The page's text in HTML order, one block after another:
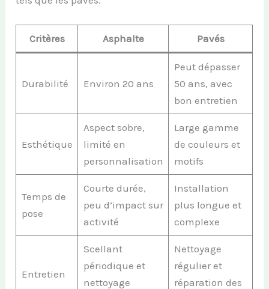
Critères Asphalte Pavés
Durabilité Environ 20 ans
Peut dépasser
50 ans, avec
bon entretien
Esthétique
Aspect sobre,
limité en
personnalisation
Large gamme
de couleurs et
motifs
Temps de
pose
Courte durée,
peu d’impact sur
activité
Installation
plus longue et
complexe
Entretien
Scellant
périodique et
nettoyage
Nettoyage
régulier et
réparation des